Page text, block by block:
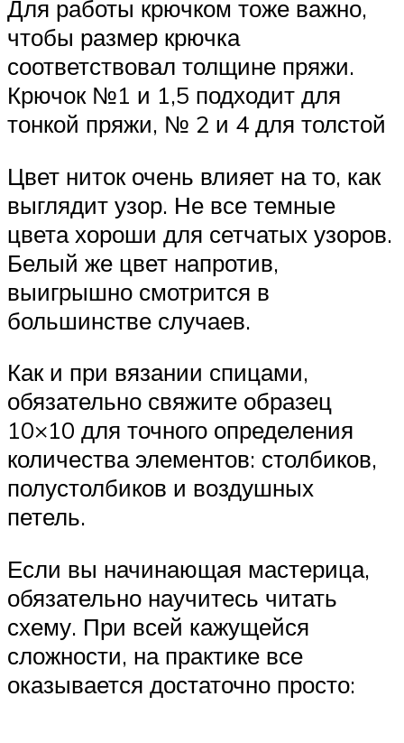
Для работы крючком тоже важно,
чтобы размер крючка
соответствовал толщине пряжи.
Крючок №1 и 1,5 подходит для
тонкой пряжи, № 2 и 4 для толстой
Цвет ниток очень влияет на то, как
выглядит узор. Не все темные
цвета хороши для сетчатых узоров.
Белый же цвет напротив,
выигрышно смотрится в
большинстве случаев.
Как и при вязании спицами,
обязательно свяжите образец
10×10 для точного определения
количества элементов: столбиков,
полустолбиков и воздушных
петель.
Если вы начинающая мастерица,
обязательно научитесь читать
схему. При всей кажущейся
сложности, на практике все
оказывается достаточно просто: